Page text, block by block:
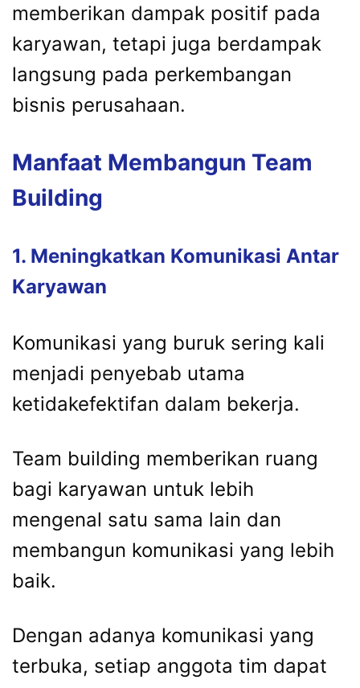
memberikan dampak positif pada
karyawan, tetapi juga berdampak
langsung pada perkembangan
bisnis perusahaan.
Manfaat Membangun Team
Building
1. Meningkatkan Komunikasi Antar
Karyawan
Komunikasi yang buruk sering kali
menjadi penyebab utama
ketidakefektifan dalam bekerja.
Team building memberikan ruang
bagi karyawan untuk lebih
mengenal satu sama lain dan
membangun komunikasi yang lebih
baik.
Dengan adanya komunikasi yang
terbuka, setiap anggota tim dapat